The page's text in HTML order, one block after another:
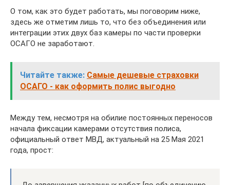
О том, как это будет работать, мы поговорим ниже,
здесь же отметим лишь то, что без объединения или
интеграции этих двух баз камеры по части проверки
ОСАГО не заработают.
Читайте также: Самые дешевые страховки
ОСАГО - как оформить полис выгодно
Между тем, несмотря на обилие постоянных переносов
начала фиксации камерами отсутствия полиса,
официальный ответ МВД, актуальный на 25 Мая 2021
года, прост: